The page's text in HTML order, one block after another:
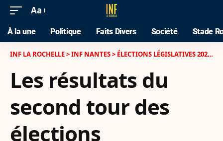
Aa
À la une Politique Faits Divers Société Stade
INF LA ROCHELLE>INF NANTES> ÉLECTIONS LÉGISLATIVES 2024 >
Les résultats du
second tour des
élections